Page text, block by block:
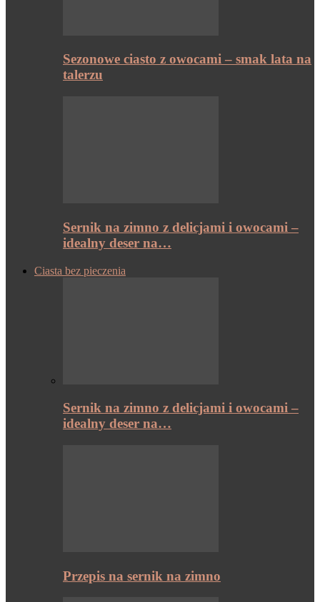
Sezonowe ciasto z owocami – smak lata na
talerzu
Sernik na zimno z delicjami i owocami –
idealny deser na…
Ciasta bez pieczenia
Sernik na zimno z delicjami i owocami –
idealny deser na…
Przepis na sernik na zimno